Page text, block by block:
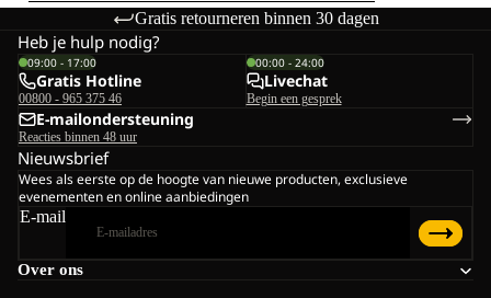
Gratis retourneren binnen 30 dagen
Over ons
Heb je hulp nodig?
09:00 - 17:00
Gratis Hotline
00800 - 965 375 46
00:00 - 24:00
Livechat
Begin een gesprek
E-mailondersteuning
Reacties binnen 48 uur
Nieuwsbrief
Wees als eerste op de hoogte van nieuwe producten, exclusieve
evenementen en online aanbiedingen
E-mail